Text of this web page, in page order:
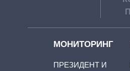
МОНИТОРИНГ
ПРЕЗИДЕНТ И